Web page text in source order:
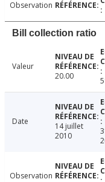
Observation
Bill collection ratio
Valeur
20.00
Date
14 juillet
2010
Observation